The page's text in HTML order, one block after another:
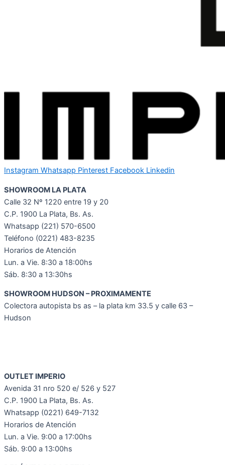
Instagram Whatsapp Pinterest Facebook Linkedin
SHOWROOM LA PLATA
Calle 32 Nº 1220 entre 19 y 20
C.P. 1900 La Plata, Bs. As.
Whatsapp (221) 570-6500
Teléfono (0221) 483-8235
Horarios de Atención
Lun. a Vie. 8:30 a 18:00hs
Sáb. 8:30 a 13:30hs
SHOWROOM HUDSON – PROXIMAMENTE
Colectora autopista bs as – la plata km 33.5 y calle 63 –
Hudson
OUTLET IMPERIO
Avenida 31 nro 520 e/ 526 y 527
C.P. 1900 La Plata, Bs. As.
Whatsapp (0221) 649-7132
Horarios de Atención
Lun. a Vie. 9:00 a 17:00hs
Sáb. 9:00 a 13:00hs